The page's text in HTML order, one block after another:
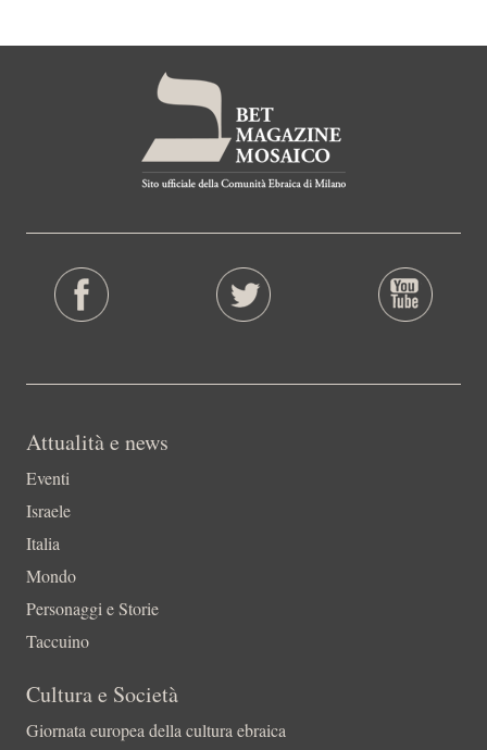
Attualità e news
Eventi
Israele
Italia
Mondo
Personaggi e Storie
Taccuino
Cultura e Società
Giornata europea della cultura ebraica